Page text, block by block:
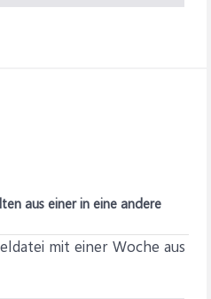
aus einer in eine andere
mit einer Woche aus